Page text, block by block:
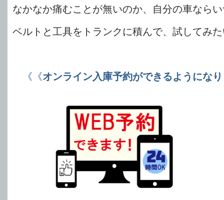
なかなか痛むことが無いのか、自分の車なら
ベルトと工具をトランクに積んで、試してみた
《《オンライン入庫予約ができるようにな